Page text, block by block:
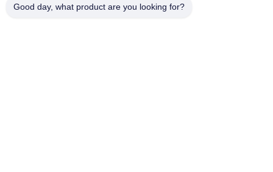
Good day, what product are you looking for?